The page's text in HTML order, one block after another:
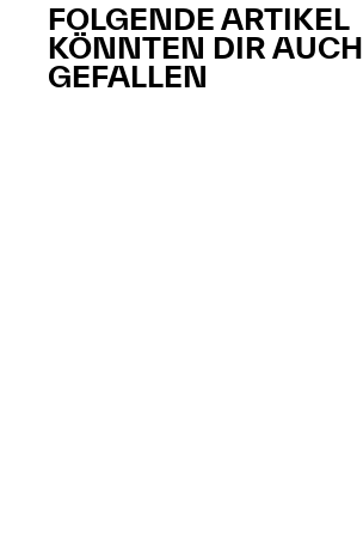
FOLGENDE ARTIKEL
KÖNNTEN DIR AUCH
GEFALLEN​​